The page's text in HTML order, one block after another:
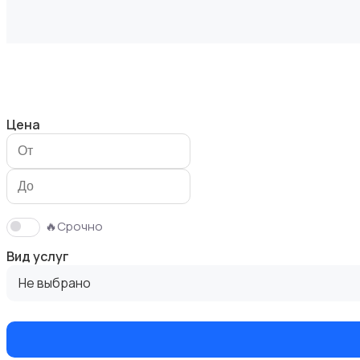
Красота и здоровье
Цена
🔥Срочно
Вид услуг
Не выбрано